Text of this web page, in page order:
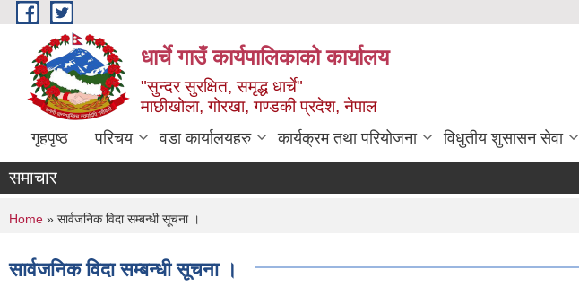
Skip to main content
धार्चे गाउँ कार्यपालिकाको कार्यालय
"सुन्दर सुरक्षित, समृद्ध धार्चे"
माछीखोला, गोरखा, गण्डकी प्रदेश, नेपाल
गृहपृष्ठ परिचय वडा कार्यालयहरु कार्यक्रम तथा परियोजना विधुतीय शुसासन सेवा
समाचार
You are here
Home » सार्वजनिक विदा सम्बन्धी सूचना ।
सार्वजनिक विदा सम्बन्धी सूचना ।